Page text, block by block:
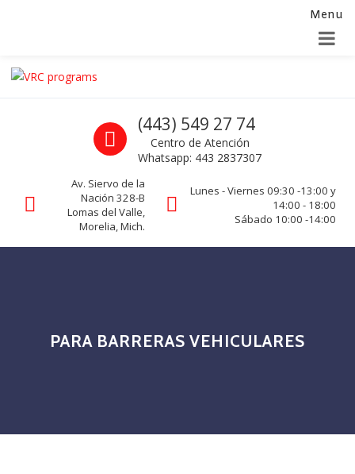
Menu
Skip to navigation
Skip to content
La seguridad de su empresa es nuestro negocio.
Call us
(443) 549 27 74
Centro de Atención
Whatsapp: 443 2837307
Av. Siervo de la
Nación 328-B
Lomas del Valle,
Morelia, Mich.
Lunes - Viernes 09:30 -13:00 y
14:00 - 18:00
Sábado 10:00 -14:00
PARA BARRERAS VEHICULARES